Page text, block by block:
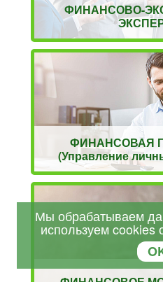
ФИНАНСОВО-
ФИНАНСОВАЯ
(Управление
Мы обрабатываем
используем cookies